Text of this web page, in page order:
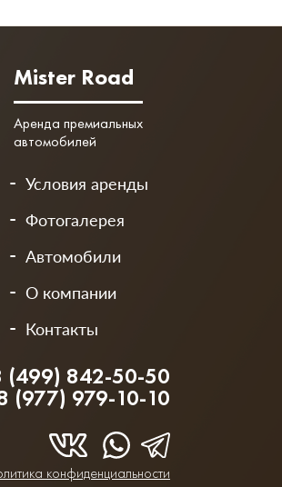
Mister Road
Аренда премиальных
автомобилей
Условия аренды
Фотогалерея
Автомобили
О компании
Контакты
(499) 842-50-50
(977) 979-10-10
конфиденциальности